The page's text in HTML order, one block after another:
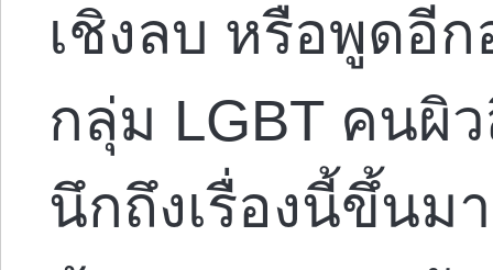
เชิงลบ หรือพูดอี
กลุ่ม LGBT คนผิ
นึกถึงเรื่องนี้ขึ้นม